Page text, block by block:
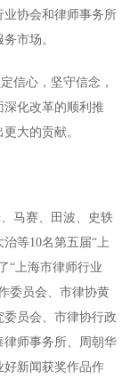
协会和律师事务所
市场。
信心，坚守信念，
化改革的顺利推
大的贡献。
马赛、田波、史轶
等10名第五届“上
“上海市律师行业
委员会、市律协黄
员会、市律协行政
师事务所、周朝华
好新闻获奖作品作